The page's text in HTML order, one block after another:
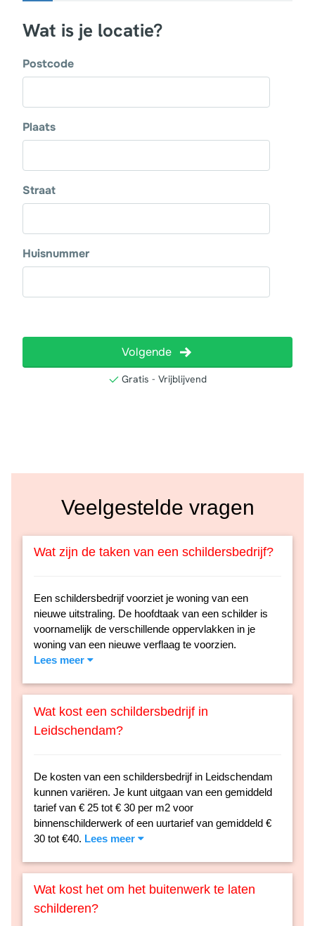
Veelgestelde vragen
Wat zijn de taken van een schildersbedrijf?
Een schildersbedrijf voorziet je woning van een
nieuwe uitstraling. De hoofdtaak van een schilder is
voornamelijk de verschillende oppervlakken in je
woning van een nieuwe verflaag te voorzien.
Lees meer
Wat kost een schildersbedrijf in
Leidschendam?
De kosten van een schildersbedrijf in Leidschendam
kunnen variëren. Je kunt uitgaan van een gemiddeld
tarief van € 25 tot € 30 per m2 voor
binnenschilderwerk of een uurtarief van gemiddeld €
30 tot €40. Lees meer
Wat kost het om het buitenwerk te laten
schilderen?